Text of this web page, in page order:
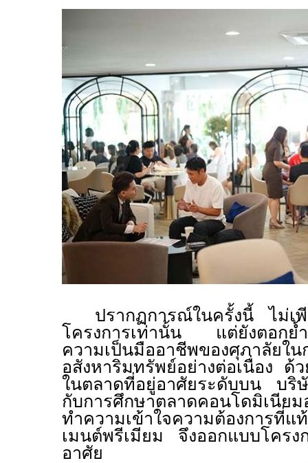
ปรากฏการณ์ในครั้งนี้ ไม่เ
โครงการเท่านั้น แต่ยังตอกย้ำ
ความเป็นมืออาชีพของศุภาลัยใ
อสังหาริมทรัพย์อย่างต่อเนื่อง ด้
ในตลาดที่อยู่อาศัยระดับบน บ
กับการศึกษาตลาดคอนโดมิเ
ทำความเข้าใจความต้องการที่แ
เมนต์พรีเมียม จึงออกแบบโครง
อาศัย